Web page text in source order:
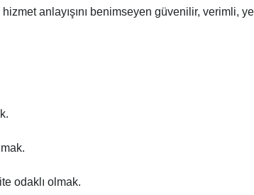
hizmet anlayışını benimseyen güvenilir, verimli,
odaklı olmak.